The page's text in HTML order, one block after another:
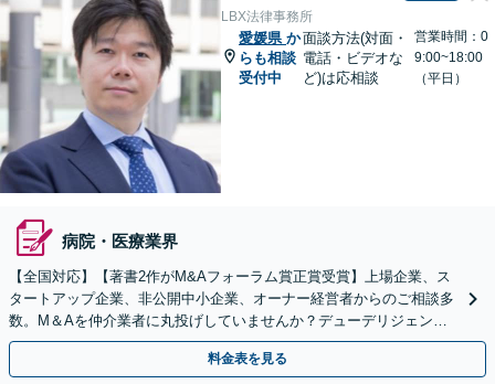
LBX法律事務所
愛媛県 か
らも相談
受付中
面談方法(対面・
電話・ビデオな
ど)は応相談
営業時間：0
9:00~18:00
（平日）
病院・医療業界
【全国対応】【著書2作がM&Aフォーラム賞正賞受賞】上場企業、ス
タートアップ企業、非公開中小企業、オーナー経営者からのご相談多
数。M＆Aを仲介業者に丸投げしていませんか？デューデリジェンス
や契約書作成・交渉はお任せください【初回無料】
料金表を見る